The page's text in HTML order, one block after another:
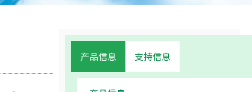
产品信息 支持信息